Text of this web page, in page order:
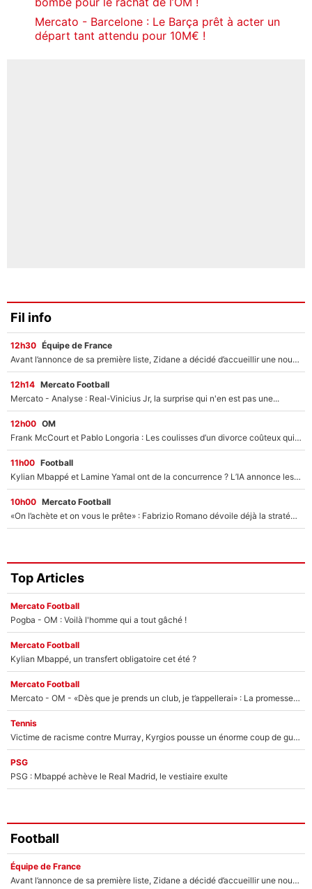
Mercato - Barcelone : Le Barça prêt à acter un
départ tant attendu pour 10M€ !
Fil info
12h30 Équipe de France
Avant l’annonce de sa première liste, Zidane a décidé d’accueillir une nouvelle tête en équipe de France
12h14 Mercato Football
Mercato - Analyse : Real-Vinicius Jr, la surprise qui n'en est pas une...
12h00 OM
Frank McCourt et Pablo Longoria : Les coulisses d’un divorce coûteux qui ruine l’OM à petit feu…
11h00 Football
Kylian Mbappé et Lamine Yamal ont de la concurrence ? L’IA annonce les 5 joueurs qui vont dominer le football dans les années à venir !
10h00 Mercato Football
«On l’achète et on vous le prête» : Fabrizio Romano dévoile déjà la stratégie du PSG avec le transfert de Zion Suzuki !
Top Articles
Mercato Football
Pogba - OM : Voilà l'homme qui a tout gâché !
Mercato Football
Kylian Mbappé, un transfert obligatoire cet été ?
Mercato Football
Mercato - OM - «Dès que je prends un club, je t’appellerai» : La promesse de Marcelino au moment de claquer la porte
Tennis
Victime de racisme contre Murray, Kyrgios pousse un énorme coup de gueule !
PSG
PSG : Mbappé achève le Real Madrid, le vestiaire exulte
Football
Équipe de France
Avant l’annonce de sa première liste, Zidane a décidé d’accueillir une nouvelle tête en équipe de France